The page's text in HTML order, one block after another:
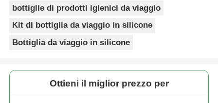
bottiglie di prodotti igienici da viaggio
Kit di bottiglia da viaggio in silicone
Bottiglia da viaggio in silicone
Ottieni il miglior prezzo per